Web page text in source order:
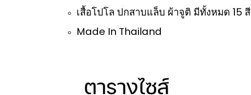
เสื้อโปโล ปกสาบแล็บ ผ้าจูติ มีทั้งหมด 15 สี
Made In Thailand